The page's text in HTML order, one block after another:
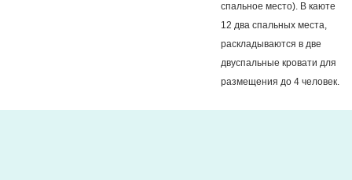
спальное место). В каюте
12 два спальных места,
раскладываются в две
двуспальные кровати для
размещения до 4 человек.